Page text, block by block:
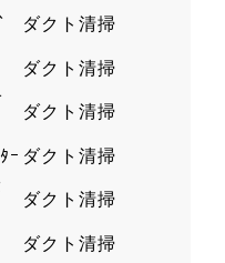
ダクト清掃
ダクト清掃
ダクト清掃
ｰ ダクト清掃
ダクト清掃
ダクト清掃